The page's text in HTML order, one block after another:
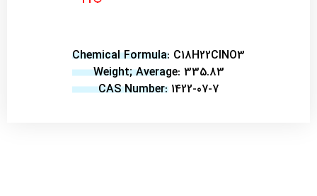
Chemical Formula: C18H22ClNO3
Weight; Average: 335.83
CAS Number: 1422-07-7